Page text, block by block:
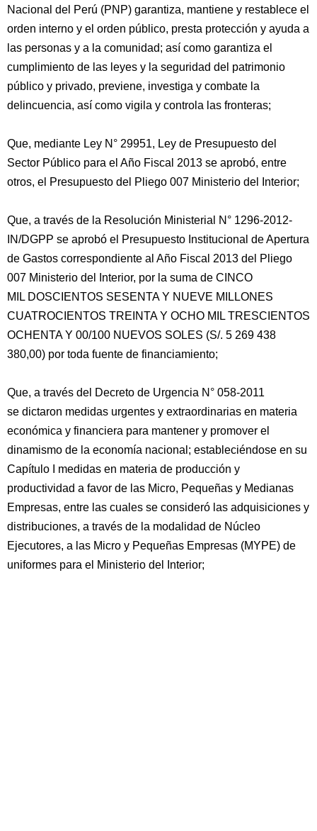
Nacional del Perú (PNP) garantiza, mantiene y restablece el
orden interno y el orden público, presta protección y ayuda a
las personas y a la comunidad; así como garantiza el
cumplimiento de las leyes y la seguridad del patrimonio
público y privado, previene, investiga y combate la
delincuencia, así como vigila y controla las fronteras;
Que, mediante Ley N° 29951, Ley de Presupuesto del
Sector Público para el Año Fiscal 2013 se aprobó, entre
otros, el Presupuesto del Pliego 007 Ministerio del Interior;
Que, a través de la Resolución Ministerial N° 1296-2012-
IN/DGPP se aprobó el Presupuesto Institucional de Apertura
de Gastos correspondiente al Año Fiscal 2013 del Pliego
007 Ministerio del Interior, por la suma de CINCO
MIL DOSCIENTOS SESENTA Y NUEVE MILLONES
CUATROCIENTOS TREINTA Y OCHO MIL TRESCIENTOS
OCHENTA Y 00/100 NUEVOS SOLES (S/. 5 269 438
380,00) por toda fuente de financiamiento;
Que, a través del Decreto de Urgencia N° 058-2011
se dictaron medidas urgentes y extraordinarias en materia
económica y financiera para mantener y promover el
dinamismo de la economía nacional; estableciéndose en su
Capítulo I medidas en materia de producción y
productividad a favor de las Micro, Pequeñas y Medianas
Empresas, entre las cuales se consideró las adquisiciones y
distribuciones, a través de la modalidad de Núcleo
Ejecutores, a las Micro y Pequeñas Empresas (MYPE) de
uniformes para el Ministerio del Interior;